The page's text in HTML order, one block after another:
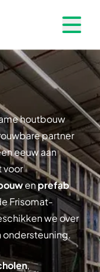
Open
houtbouw
partner
eeuw aan
voor
enprefab
Frisomat-
we over
ondersteuning.
,